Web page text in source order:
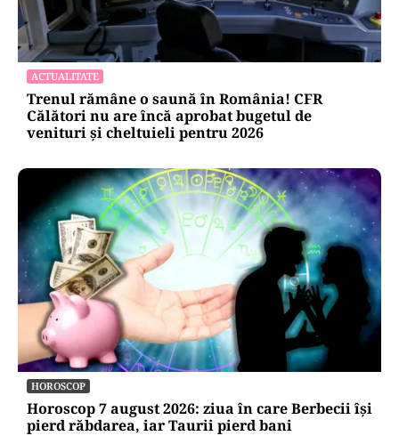
ACTUALITATE
Trenul rămâne o saună în România! CFR
Călători nu are încă aprobat bugetul de
venituri și cheltuieli pentru 2026
HOROSCOP
Horoscop 7 august 2026: ziua în care Berbecii își
pierd răbdarea, iar Taurii pierd bani